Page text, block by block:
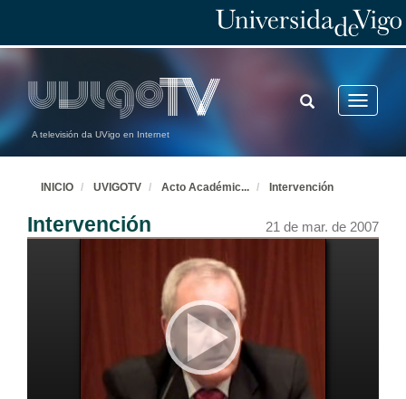
A televisión da UVigo en Internet
Toggle
TOGGLE
SEARCH
INICIO UVIGOTV Acto Académic... Intervención
Intervención 21 de mar. de 2007